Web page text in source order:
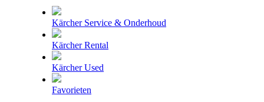
Kärcher Service & Onderhoud
Kärcher Rental
Kärcher Used
Favorieten